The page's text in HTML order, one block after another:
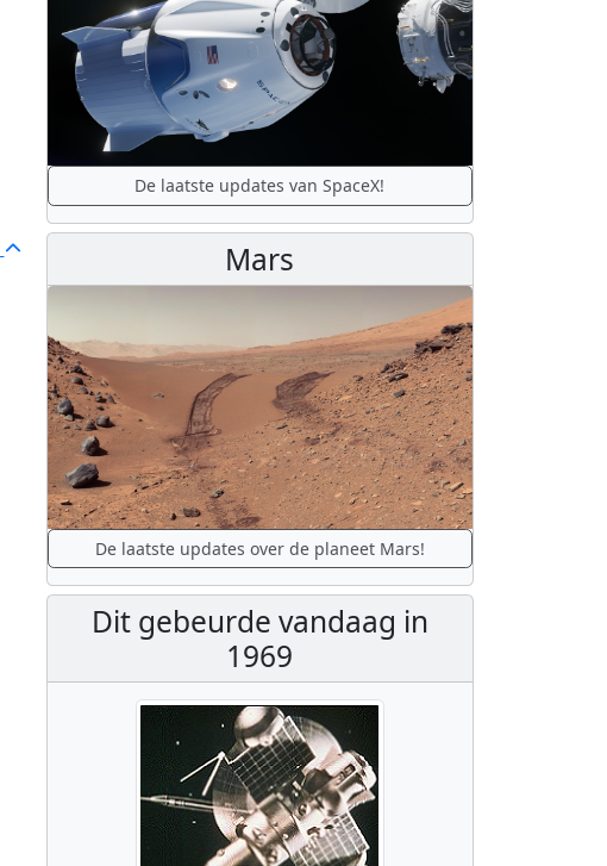
De laatste updates van SpaceX!
Mars
De laatste updates over de planeet Mars!
Dit gebeurde vandaag in
1969